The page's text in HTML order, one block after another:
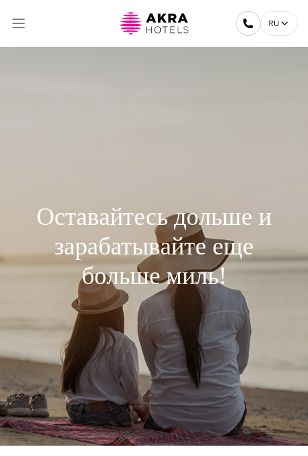
RU
Оставайтесь дольше и
зарабатывайте еще
больше миль!